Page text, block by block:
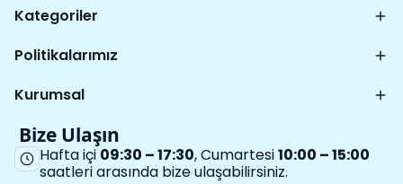
Kategoriler
Politikalarımız
Kurumsal
Bize Ulaşın
Hafta içi 09:30 – 17:30, Cumartesi10:00 – 15:00
saatleri arasında bize ulaşabilirsiniz.